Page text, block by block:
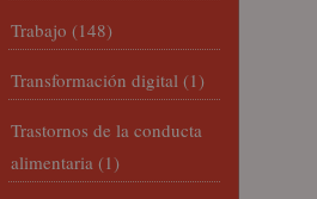
Trabajo (148)
Transformación digital (1)
Trastornos de la conducta
alimentaria (1)